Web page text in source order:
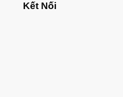
Kết Nối